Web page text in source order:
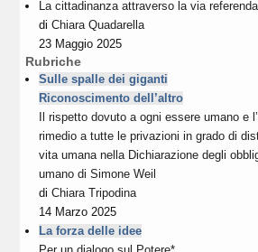
La cittadinanza attraverso la via
diChiara Quadarella
23 Maggio 2025
Rubriche
Sulle spalle dei giganti
Riconoscimento dell’altro
Il rispetto dovuto a ogni essere umano e
rimedio a tutte le privazioni in grado di
vita umana nella Dichiarazione degli
umano di Simone Weil
diChiara Tripodina
14 Marzo 2025
La forza delle idee